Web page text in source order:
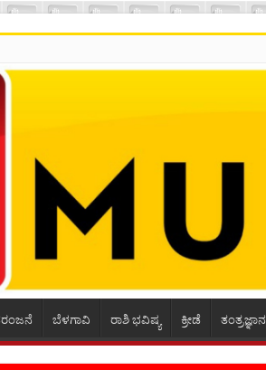
ಬೆಳಗಾವಿ ರಾಶಿ ಭವಿಷ್ಯ ಕ್ರೀಡೆ ತಂತ್ರಜ್ಞಾನ